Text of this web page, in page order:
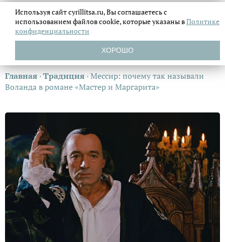
Главная ›Традиция ›Мессир: почему так называли
Воланда в романе «Мастер и Маргарита»
Используя сайт cyrillitsa.ru, Вы соглашаетесь с
использованием файловcookie, которые указаны вПолитике
конфиденциальности
ХОРОШО